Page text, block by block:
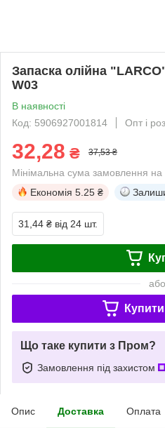
Запаска олійна
W03
В наявності
Код: 5906927001814
Опт і
32,28 ₴ 37,53 ₴
Мінімальна сума замовлення
Економія 5.25 ₴
31,44 ₴ від 24 шт.
або
Що таке купити з Пром?
Замовлення під захистом
Опис Доставка Оплата